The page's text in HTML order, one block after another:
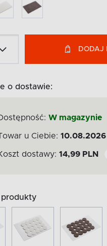
DODAJ
o dostawie:
W magazynie
u Ciebie: 10.08.2026
dostawy: 14,99 PLN